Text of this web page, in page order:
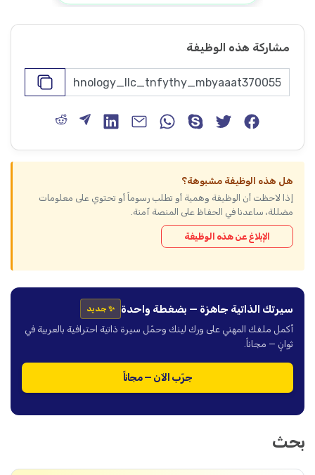
مشاركة هذه الوظيفة
هل هذه الوظيفة مشبوهة؟
إذا لاحظت أن الوظيفة وهمية أو تطلب رسوماً أو تحتوي على معلومات
مضللة، ساعدنا في الحفاظ على المنصة آمنة.
الإبلاغ عن هذه الوظيفة
سيرتك الذاتية جاهزة — بضغطة واحدة ✨ جديد
أكمل ملفك المهني على ورك لينك وحمّل سيرة ذاتية احترافية بالعربية في
ثوانٍ — مجاناً.
جرّب الآن — مجاناً
بحث